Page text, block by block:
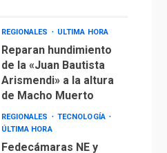
REGIONALES
TECNOLOGÍA
ÚLTIMA HORA
Fedecámaras NE y
Unimar trabajan en
diplomado para
estadísticas de